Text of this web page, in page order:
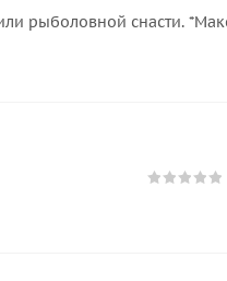
рыболовной снасти.